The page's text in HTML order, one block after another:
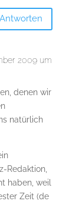
Antworten
2009 um
denen wir
natürlich
Redaktion,
haben, weil
Zeit (de